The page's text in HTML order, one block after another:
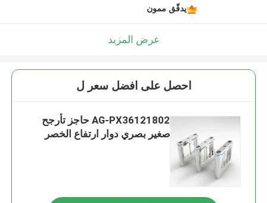
يدقّق ممون
عرض المزيد
احصل على افضل سعر ل
AG-PX36121802 حاجز تأرجح
صغير بصري دوار ارتفاع الخصر